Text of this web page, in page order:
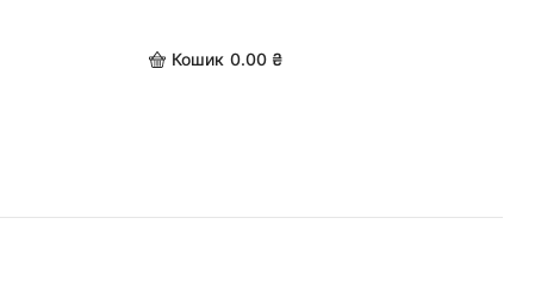
Кошик 0.00 ₴